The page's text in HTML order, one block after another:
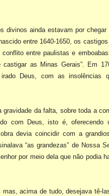
divinos ainda estavam por chegar
entre 1640-1650, os
entre paulistas e
as Minas Gerais”. Em
irado Deus, com as insolências
gravidade da falta, sobre toda a
com Deus, isto é, oferecendo
devia coincidir com a
“as grandezas” de Nossa
por meio dela que não podia
mas, acima de tudo, desejava tê-